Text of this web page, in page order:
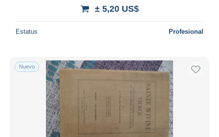
± 5,20 US$
Estatus Profesional
Nuevo